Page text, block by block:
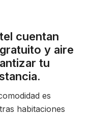
cuentan
y aire
tu
es
habitaciones